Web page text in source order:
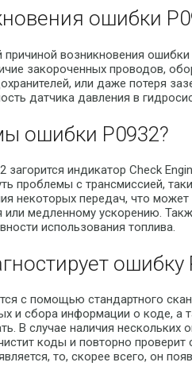
ошибки
возникновения ошибки
закороченных проводов,
или даже потеря
датчика давления в
ошибки P0932?
индикатор Check
проблемы с трансмиссией,
некоторых передач, что
или медленному ускорению.
использования топлива.
ошибку
с помощью стандартного
и сбора информации о коде, а
В случае наличия
коды и повторно
то, скорее всего, он